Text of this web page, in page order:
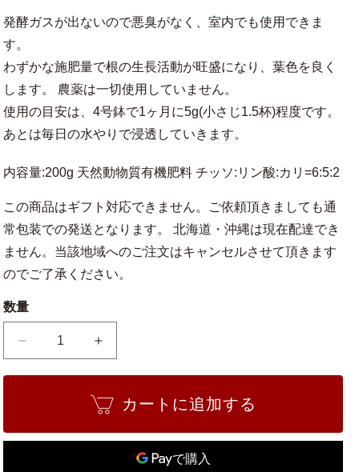
格
発酵ガスが出ないので悪臭がなく、室内でも使用できま
す。
わずかな施肥量で根の生長活動が旺盛になり、葉色を良く
します。 農薬は一切使用していません。
使用の目安は、4号鉢で1ヶ月に5g(小さじ1.5杯)程度です。
あとは毎日の水やりで浸透していきます。
内容量:200g 天然動物質有機肥料 チッソ:リン酸:カリ=6:5:2
この商品はギフト対応できません。ご依頼頂きましても通
常包装での発送となります。 北海道・沖縄は現在配達でき
ません。当該地域へのご注文はキャンセルさせて頂きます
のでご了承ください。
数量
200g
盆
肥
200g
カートに追加する